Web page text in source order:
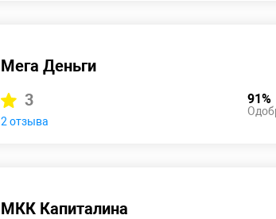
Мега Деньги
3
2 отзыва
91%
МКК Капиталина